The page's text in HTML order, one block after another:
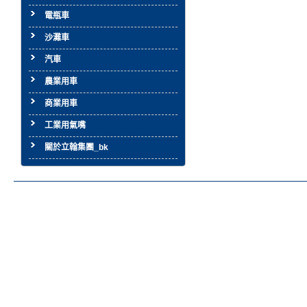
電瓶車
沙灘車
汽車
農業用車
商業用車
工業用氣嘴
關於立翰集團_bk